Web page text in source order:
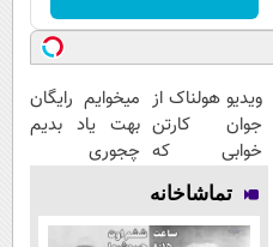
ویدیو هولناک از
جوان کارتن
خوابی که
میلیاردر شد.
آموزش رایگان
میخوایم رایگان
بهت یاد بدیم
چجوری
مجانیه
تماشاخانه